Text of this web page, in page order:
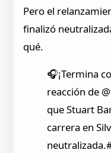
Pero el
finalizó
qué.
🎧¡Termina
reacción de
que Stuart
carrera en